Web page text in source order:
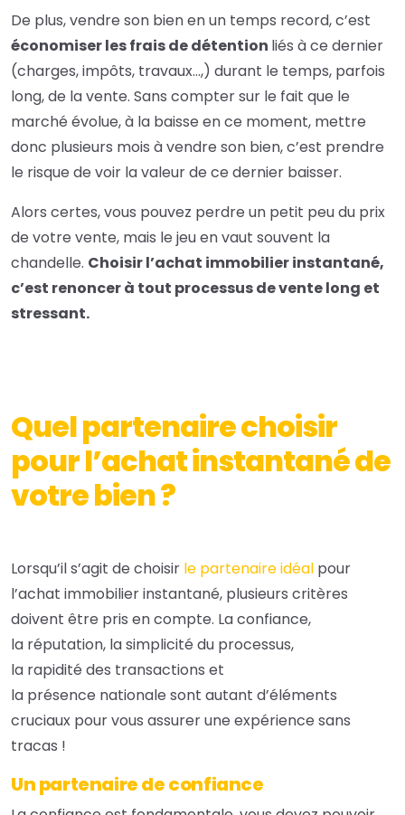
De plus, vendre son bien en un temps record, c’est
économiser les frais de détention liés à ce dernier
(charges, impôts, travaux…,) durant le temps, parfois
long, de la vente. Sans compter sur le fait que le
marché évolue, à la baisse en ce moment, mettre
donc plusieurs mois à vendre son bien, c’est prendre
le risque de voir la valeur de ce dernier baisser.
Alors certes, vous pouvez perdre un petit peu du prix
de votre vente, mais le jeu en vaut souvent la
chandelle. Choisir l’achat immobilier instantané,
c’est renoncer à tout processus de vente long et
stressant.
Quel partenaire choisir
pour l’achat instantané de
votre bien ?
Lorsqu’il s’agit de choisir le partenaire idéal pour
l’achat immobilier instantané, plusieurs critères
doivent être pris en compte. La confiance,
la réputation, la simplicité du processus,
la rapidité des transactions et
la présence nationale sont autant d’éléments
cruciaux pour vous assurer une expérience sans
tracas !
Un partenaire de confiance